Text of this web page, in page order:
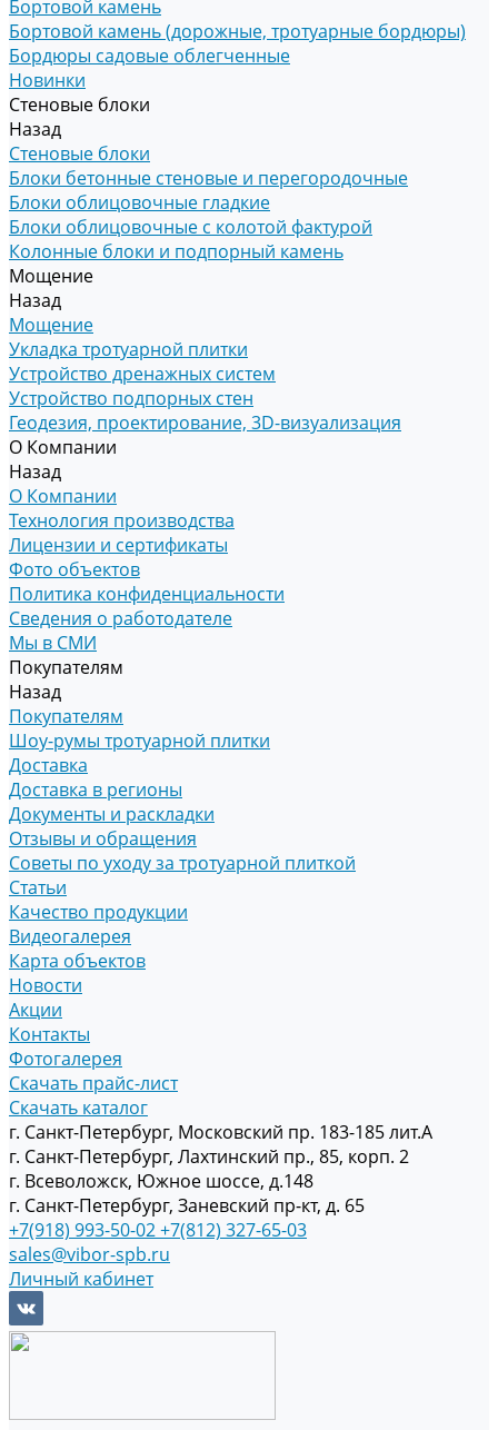
Бортовой камень
Бортовой камень (дорожные, тротуарные бордюры)
Бордюры садовые облегченные
Новинки
Стеновые блоки
Назад
Стеновые блоки
Блоки бетонные стеновые и перегородочные
Блоки облицовочные гладкие
Блоки облицовочные с колотой фактурой
Колонные блоки и подпорный камень
Мощение
Назад
Мощение
Укладка тротуарной плитки
Устройство дренажных систем
Устройство подпорных стен
Геодезия, проектирование, 3D-визуализация
О Компании
Назад
О Компании
Технология производства
Лицензии и сертификаты
Фото объектов
Политика конфиденциальности
Сведения о работодателе
Мы в СМИ
Покупателям
Назад
Покупателям
Шоу-румы тротуарной плитки
Доставка
Доставка в регионы
Документы и раскладки
Отзывы и обращения
Советы по уходу за тротуарной плиткой
Статьи
Качество продукции
Видеогалерея
Карта объектов
Новости
Акции
Контакты
Фотогалерея
Скачать прайс-лист
Скачать каталог
г. Санкт-Петербург, Московский пр. 183-185 лит.А
г. Санкт-Петербург, Лахтинский пр., 85, корп. 2
г. Всеволожск, Южное шоссе, д.148
г. Санкт-Петербург, Заневский пр-кт, д. 65
+7(918) 993-50-02+7(812) 327-65-03
sales@vibor-spb.ru
Личный кабинет